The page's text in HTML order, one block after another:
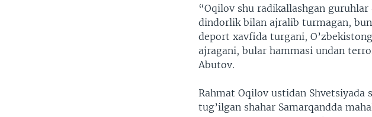
“Oqilov shu radikallashgan
dindorlik bilan ajralib turmagan,
deport xavfida turgani,
ajragani, bular hammasi undan
Abutov.
Rahmat Oqilov ustidan Shvetsiyada
tug’ilgan shahar Samarqandda